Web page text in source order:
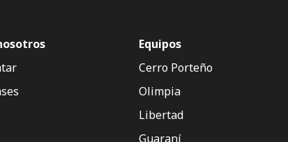
Equipos
Cerro Porteño
Olimpia
Libertad
Guaraní